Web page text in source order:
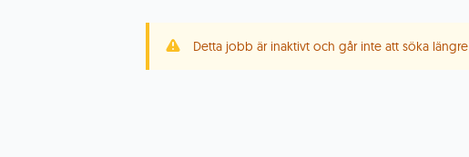
Detta jobb är inaktivt och går inte att söka längre